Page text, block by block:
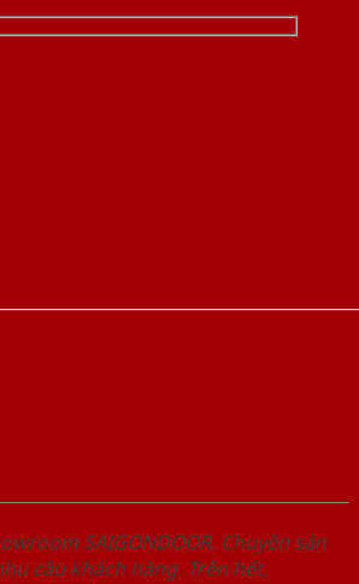
SAIGONDOOR. Chuyên sản
cầu khách hàng. Trên hết,